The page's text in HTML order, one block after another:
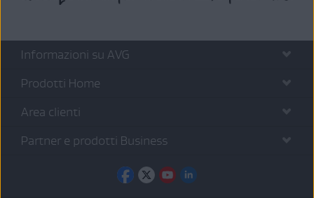
Informazioni su AVG
Prodotti Home
Area clienti
Partner e prodotti Business